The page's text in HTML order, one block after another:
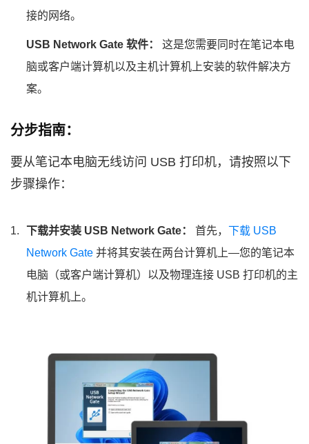
接的网络。
USB Network Gate 软件：
这是您需要同时在笔记本电
脑或客户端计算机以及主机计算机上安装的软件解决方
案。
分步指南：
要从笔记本电脑无线访问 USB 打印机，请按照以下
步骤操作：
下载并安装 USB Network Gate： 首先， 下载 USB
Network Gate 并将其安装在两台计算机上—您的笔记本
电脑（或客户端计算机）以及物理连接 USB 打印机的主
机计算机上。